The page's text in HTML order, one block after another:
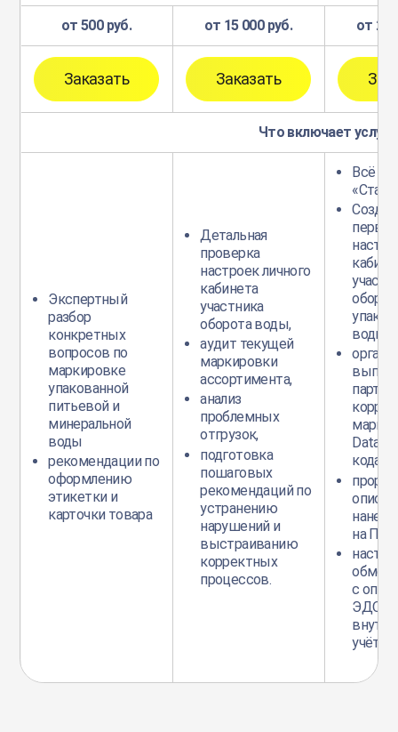
от 500 руб. от 15 000 руб. от 25
Заказать Заказать
Что включает услуга
Экспертный
разбор
конкретных
вопросов по
маркировке
упакованной
питьевой и
минеральной
воды
рекомендации по
оформлению
этикетки и
карточки товара
Детальная
проверка
настроек личного
кабинета
участника
оборота воды,
аудит текущей
маркировки
ассортимента,
анализ
проблемных
отгрузок,
подготовка
пошаговых
рекомендаций по
устранению
нарушений и
выстраиванию
корректных
процессов.
Всё из
воды,
на ПЭТ
с
ЭДО и
учёта.